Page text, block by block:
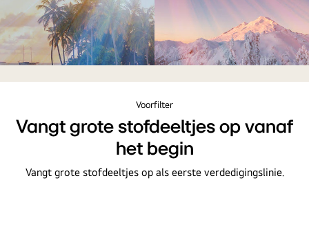
2.5kW,
DUALCOOL
Voorfilter
Vangt grote stofdeeltjes op vanaf
het begin
Vangt grote stofdeeltjes op als eerste verdedigingslinie.